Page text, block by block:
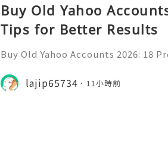
Buy Old Yahoo
Tips for Better Results
Buy Old Yahoo Accounts 2026: 18
messages, professional
projects, subscriptio
lajip65734 11小時前